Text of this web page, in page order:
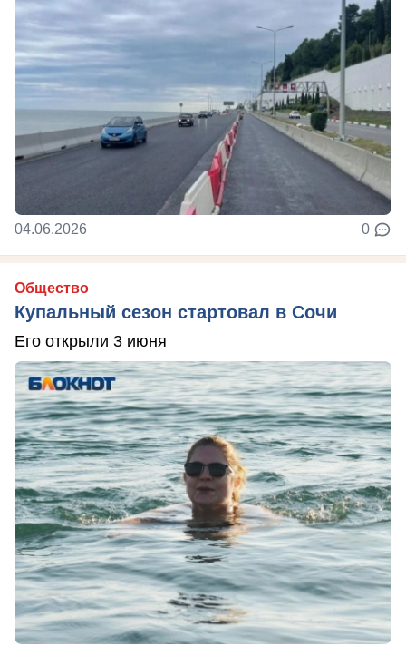
04.06.2026 0
Общество
Купальный сезон стартовал в Сочи
Его открыли 3 июня